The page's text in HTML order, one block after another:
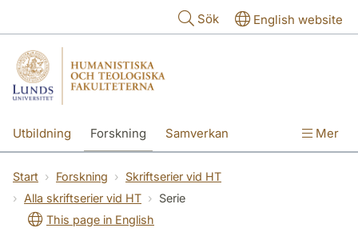
Sök English website
Utbildning Forskning Samverkan Mer
Start Forskning
Skriftserier vid HT
Alla skriftserier vid HT
Serie
This page in English